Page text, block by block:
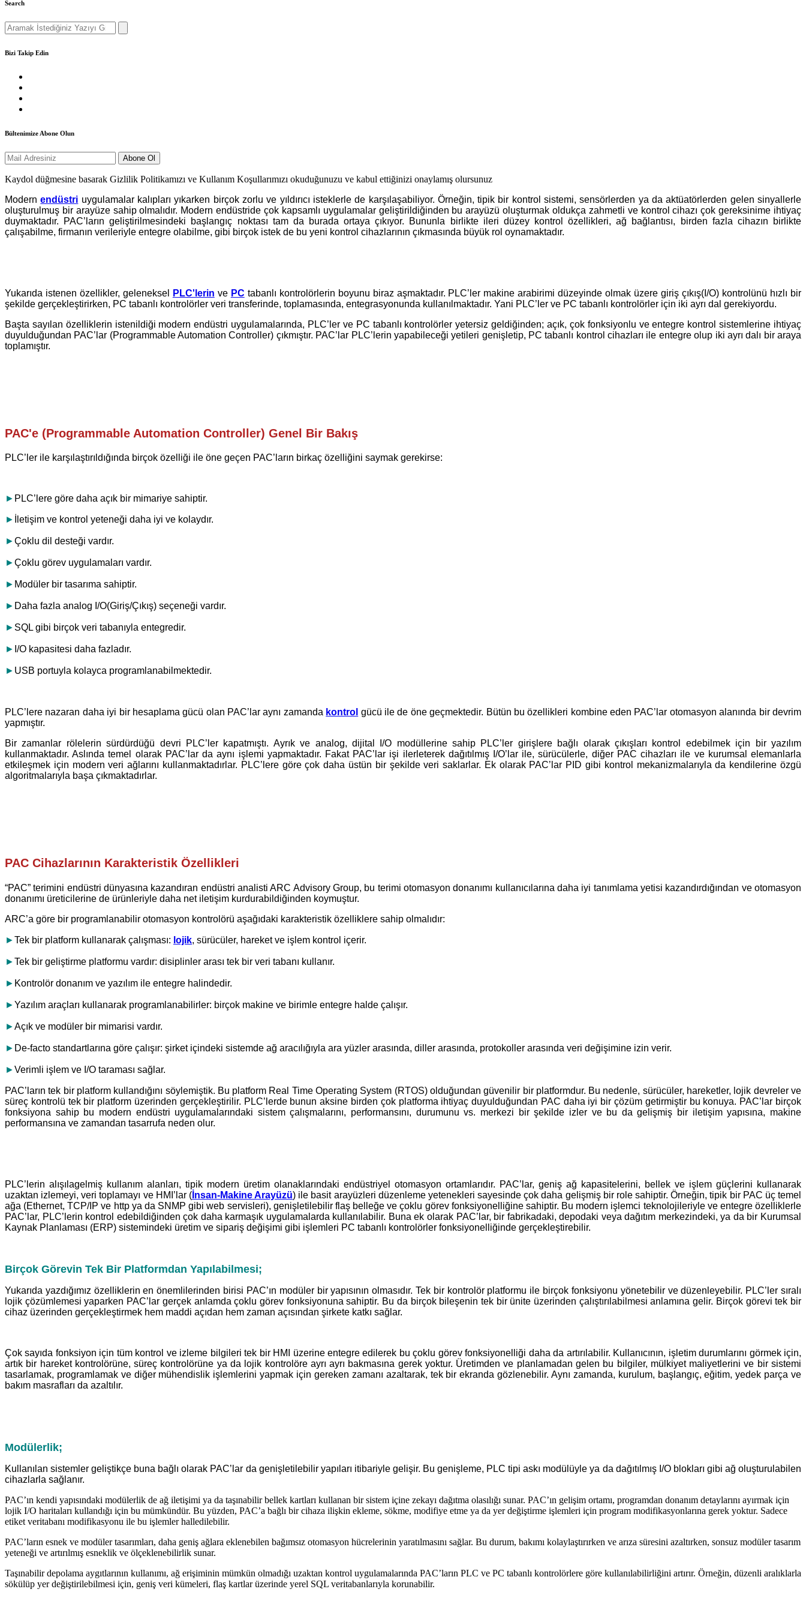
Search
Search
for:
Bizi Takip Edin
Bültenimize Abone Olun
Kaydol düğmesine basarak Gizlilik Politikamızı ve Kullanım Koşullarımızı okuduğunuzu ve kabul ettiğinizi onaylamış olursunuz
Modernendüstri uygulamalar kalıpları yıkarken birçok zorlu ve yıldırıcı isteklerle de karşılaşabiliyor. Örneğin, tipik bir kontrol sistemi, sensörlerden ya da aktüatörlerden gelen sinyallerle
oluşturulmuş bir arayüze sahip olmalıdır. Modern endüstride çok kapsamlı uygulamalar geliştirildiğinden bu arayüzü oluşturmak oldukça zahmetli ve kontrol cihazı çok gereksinime ihtiyaç
duymaktadır. PAC’ların geliştirilmesindeki başlangıç noktası tam da burada ortaya çıkıyor. Bununla birlikte ileri düzey kontrol özellikleri, ağ bağlantısı, birden fazla cihazın birlikte
çalışabilme, firmanın verileriyle entegre olabilme, gibi birçok istek de bu yeni kontrol cihazlarının çıkmasında büyük rol oynamaktadır.
Yukarıda istenen özellikler, geleneksel PLC'lerin ve PC tabanlı kontrolörlerin boyunu biraz aşmaktadır. PLC’ler makine arabirimi düzeyinde olmak üzere giriş çıkış(I/O) kontrolünü hızlı bir
şekilde gerçekleştirirken, PC tabanlı kontrolörler veri transferinde, toplamasında, entegrasyonunda kullanılmaktadır. Yani PLC’ler ve PC tabanlı kontrolörler için iki ayrı dal gerekiyordu.
Başta sayılan özelliklerin istenildiği modern endüstri uygulamalarında, PLC’ler ve PC tabanlı kontrolörler yetersiz geldiğinden; açık, çok fonksiyonlu ve entegre kontrol sistemlerine ihtiyaç
duyulduğundan PAC’lar (Programmable Automation Controller) çıkmıştır. PAC’lar PLC’lerin yapabileceği yetileri genişletip, PC tabanlı kontrol cihazları ile entegre olup iki ayrı dalı bir araya
toplamıştır.
PAC'e (Programmable Automation Controller) Genel Bir Bakış
PLC’ler ile karşılaştırıldığında birçok özelliği ile öne geçen PAC’ların birkaç özelliğini saymak gerekirse:
► PLC’lere göre daha açık bir mimariye sahiptir.
► İletişim ve kontrol yeteneği daha iyi ve kolaydır.
►Çoklu dil desteği vardır.
►Çoklu görev uygulamaları vardır.
► Modüler bir tasarıma sahiptir.
► Daha fazla analog I/O(Giriş/Çıkış) seçeneği vardır.
► SQL gibi birçok veri tabanıyla entegredir.
► I/O kapasitesi daha fazladır.
► USB portuyla kolayca programlanabilmektedir.
PLC’lere nazaran daha iyi bir hesaplama gücü olan PAC’lar aynı zamanda kontrol gücü ile de öne geçmektedir. Bütün bu özellikleri kombine eden PAC’lar otomasyon alanında bir devrim
yapmıştır.
Bir zamanlar rölelerin sürdürdüğü devri PLC’ler kapatmıştı. Ayrık ve analog, dijital I/O modüllerine sahip PLC’ler girişlere bağlı olarak çıkışları kontrol edebilmek için bir yazılım
kullanmaktadır. Aslında temel olarak PAC’lar da aynı işlemi yapmaktadır. Fakat PAC’lar işi ilerleterek dağıtılmış I/O’lar ile, sürücülerle, diğer PAC cihazları ile ve kurumsal elemanlarla
etkileşmek için modern veri ağlarını kullanmaktadırlar. PLC’lere göre çok daha üstün bir şekilde veri saklarlar. Ek olarak PAC’lar PID gibi kontrol mekanizmalarıyla da kendilerine özgü
algoritmalarıyla başa çıkmaktadırlar.
PAC Cihazlarının Karakteristik Özellikleri
“PAC” terimini endüstri dünyasına kazandıran endüstri analisti ARC Advisory Group, bu terimi otomasyon donanımı kullanıcılarına daha iyi tanımlama yetisi kazandırdığından ve otomasyon
donanımı üreticilerine de ürünleriyle daha net iletişim kurdurabildiğinden koymuştur.
ARC’a göre bir programlanabilir otomasyon kontrolörü aşağıdaki karakteristik özelliklere sahip olmalıdır:
►Tek bir platform kullanarak çalışması: lojik, sürücüler, hareket ve işlem kontrol içerir.
►Tek bir geliştirme platformu vardır: disiplinler arası tek bir veri tabanı kullanır.
► Kontrolör donanım ve yazılım ile entegre halindedir.
►Yazılım araçları kullanarak programlanabilirler: birçok makine ve birimle entegre halde çalışır.
►Açık ve modüler bir mimarisi vardır.
► De-facto standartlarına göre çalışır: şirket içindeki sistemde ağ aracılığıyla ara yüzler arasında, diller arasında, protokoller arasında veri değişimine izin verir.
►Verimli işlem ve I/O taraması sağlar.
PAC’ların tek bir platform kullandığını söylemiştik. Bu platform Real Time Operating System (RTOS) olduğundan güvenilir bir platformdur. Bu nedenle, sürücüler, hareketler, lojik devreler ve
süreç kontrolü tek bir platform üzerinden gerçekleştirilir. PLC’lerde bunun aksine birden çok platforma ihtiyaç duyulduğundan PAC daha iyi bir çözüm getirmiştir bu konuya. PAC’lar birçok
fonksiyona sahip bu modern endüstri uygulamalarındaki sistem çalışmalarını, performansını, durumunu vs. merkezi bir şekilde izler ve bu da gelişmiş bir iletişim yapısına, makine
performansına ve zamandan tasarrufa neden olur.
PLC’lerin alışılagelmiş kullanım alanları, tipik modern üretim olanaklarındaki endüstriyel otomasyon ortamlarıdır. PAC’lar, geniş ağ kapasitelerini, bellek ve işlem güçlerini kullanarak
uzaktan izlemeyi, veri toplamayı ve HMI’lar (İnsan-Makine Arayüzü) ile basit arayüzleri düzenleme yetenekleri sayesinde çok daha gelişmiş bir role sahiptir. Örneğin, tipik bir PAC üç temel
ağa (Ethernet, TCP/IP ve http ya da SNMP gibi web servisleri), genişletilebilir flaş belleğe ve çoklu görev fonksiyonelliğine sahiptir. Bu modern işlemci teknolojileriyle ve entegre özelliklerle
PAC’lar, PLC’lerin kontrol edebildiğinden çok daha karmaşık uygulamalarda kullanılabilir. Buna ek olarak PAC’lar, bir fabrikadaki, depodaki veya dağıtım merkezindeki, ya da bir Kurumsal
Kaynak Planlaması (ERP) sistemindeki üretim ve sipariş değişimi gibi işlemleri PC tabanlı kontrolörler fonksiyonelliğinde gerçekleştirebilir.
Birçok Görevin Tek Bir Platformdan Yapılabilmesi;
Yukarıda yazdığımız özelliklerin en önemlilerinden birisi PAC’ın modüler bir yapısının olmasıdır. Tek bir kontrolör platformu ile birçok fonksiyonu yönetebilir ve düzenleyebilir. PLC’ler sıralı
lojik çözümlemesi yaparken PAC’lar gerçek anlamda çoklu görev fonksiyonuna sahiptir. Bu da birçok bileşenin tek bir ünite üzerinden çalıştırılabilmesi anlamına gelir. Birçok görevi tek bir
cihaz üzerinden gerçekleştirmek hem maddi açıdan hem zaman açısından şirkete katkı sağlar.
Çok sayıda fonksiyon için tüm kontrol ve izleme bilgileri tek bir HMI üzerine entegre edilerek bu çoklu görev fonksiyonelliği daha da artırılabilir. Kullanıcının, işletim durumlarını görmek için,
artık bir hareket kontrolörüne, süreç kontrolörüne ya da lojik kontrolöre ayrı ayrı bakmasına gerek yoktur. Üretimden ve planlamadan gelen bu bilgiler, mülkiyet maliyetlerini ve bir sistemi
tasarlamak, programlamak ve diğer mühendislik işlemlerini yapmak için gereken zamanı azaltarak, tek bir ekranda gözlenebilir. Aynı zamanda, kurulum, başlangıç, eğitim, yedek parça ve
bakım masrafları da azaltılır.
Modülerlik;
Kullanılan sistemler geliştikçe buna bağlı olarak PAC’lar da genişletilebilir yapıları itibariyle gelişir. Bu genişleme, PLC tipi askı modülüyle ya da dağıtılmış I/O blokları gibi ağ oluşturulabilen
cihazlarla sağlanır.
PAC’ın kendi yapısındaki modülerlik de ağ iletişimi ya da taşınabilir bellek kartları kullanan bir sistem içine zekayı dağıtma olasılığı sunar. PAC’ın gelişim ortamı, programdan donanım detaylarını ayırmak için
lojik I/O haritaları kullandığı için bu mümkündür. Bu yüzden, PAC’a bağlı bir cihaza ilişkin ekleme, sökme, modifiye etme ya da yer değiştirme işlemleri için program modifikasyonlarına gerek yoktur. Sadece
etiket veritabanı modifikasyonu ile bu işlemler halledilebilir.
PAC’ların esnek ve modüler tasarımları, daha geniş ağlara eklenebilen bağımsız otomasyon hücrelerinin yaratılmasını sağlar. Bu durum, bakımı kolaylaştırırken ve arıza süresini azaltırken, sonsuz modüler tasarım
yeteneği ve artırılmış esneklik ve ölçeklenebilirlik sunar.
Taşınabilir depolama aygıtlarının kullanımı, ağ erişiminin mümkün olmadığı uzaktan kontrol uygulamalarında PAC’ların PLC ve PC tabanlı kontrolörlere göre kullanılabilirliğini artırır. Örneğin, düzenli aralıklarla
sökülüp yer değiştirilebilmesi için, geniş veri kümeleri, flaş kartlar üzerinde yerel SQL veritabanlarıyla korunabilir.